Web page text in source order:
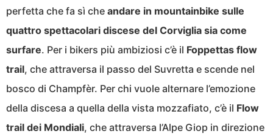
perfetta che fa sì che andare in mountainbike sulle
quattro spettacolari discese del Corviglia sia come
surfare. Per i bikers più ambiziosi c’è il Foppettas flow
trail, che attraversa il passo del Suvretta e scende nel
bosco di Champfèr. Per chi vuole alternare l’emozione
della discesa a quella della vista mozzafiato, c’è il Flow
trail dei Mondiali, che attraversa l’Alpe Giop in direzione